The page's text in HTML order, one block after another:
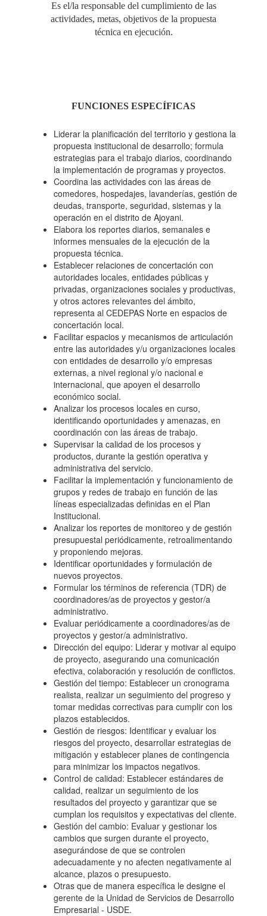
Es el/la responsable del cumplimiento de las
actividades, metas, objetivos de la propuesta
técnica en ejecución.
FUNCIONES ESPECÍFICAS
Liderar la planificación del territorio y gestiona la
propuesta institucional de desarrollo; formula
estrategias para el trabajo diarios, coordinando
la implementación de programas y proyectos.
Coordina las actividades con las áreas de
comedores, hospedajes, lavanderías, gestión de
deudas, transporte, seguridad, sistemas y la
operación en el distrito de Ajoyani.
Elabora los reportes diarios, semanales e
informes mensuales de la ejecución de la
propuesta técnica.
Establecer relaciones de concertación con
autoridades locales, entidades públicas y
privadas, organizaciones sociales y productivas,
y otros actores relevantes del ámbito,
representa al CEDEPAS Norte en espacios de
concertación local.
Facilitar espacios y mecanismos de articulación
entre las autoridades y/u organizaciones locales
con entidades de desarrollo y/o empresas
externas, a nivel regional y/o nacional e
internacional, que apoyen el desarrollo
económico social.
Analizar los procesos locales en curso,
identificando oportunidades y amenazas, en
coordinación con las áreas de trabajo.
Supervisar la calidad de los procesos y
productos, durante la gestión operativa y
administrativa del servicio.
Facilitar la implementación y funcionamiento de
grupos y redes de trabajo en función de las
líneas especializadas definidas en el Plan
Institucional.
Analizar los reportes de monitoreo y de gestión
presupuestal periódicamente, retroalimentando
y proponiendo mejoras.
Identificar oportunidades y formulación de
nuevos proyectos.
Formular los términos de referencia (TDR) de
coordinadores/as de proyectos y gestor/a
administrativo.
Evaluar periódicamente a coordinadores/as de
proyectos y gestor/a administrativo.
Dirección del equipo: Liderar y motivar al equipo
de proyecto, asegurando una comunicación
efectiva, colaboración y resolución de conflictos.
Gestión del tiempo: Establecer un cronograma
realista, realizar un seguimiento del progreso y
tomar medidas correctivas para cumplir con los
plazos establecidos.
Gestión de riesgos: Identificar y evaluar los
riesgos del proyecto, desarrollar estrategias de
mitigación y establecer planes de contingencia
para minimizar los impactos negativos.
Control de calidad: Establecer estándares de
calidad, realizar un seguimiento de los
resultados del proyecto y garantizar que se
cumplan los requisitos y expectativas del cliente.
Gestión del cambio: Evaluar y gestionar los
cambios que surgen durante el proyecto,
asegurándose de que se controlen
adecuadamente y no afecten negativamente al
alcance, plazos o presupuesto.
Otras que de manera específica le designe el
gerente de la Unidad de Servicios de Desarrollo
Empresarial - USDE.